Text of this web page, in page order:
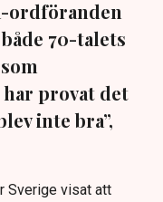
ordföranden
70-talets
har provat det
inte bra”,
Sverige visat att